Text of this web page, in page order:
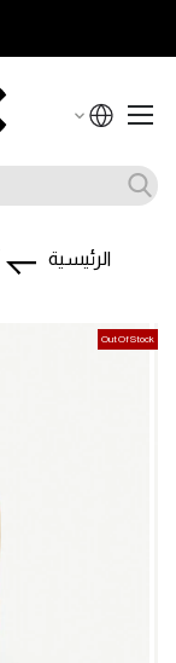
الرئيسية
تخطى
إلى
تخطى
إلى
Out Of Stock